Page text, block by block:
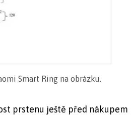
Smart Ring na obrázku.
prstenu ještě před nákupem